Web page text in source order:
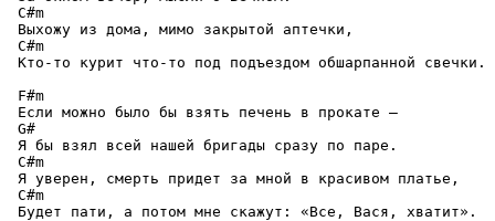
C#m
Выхожу из дома, мимо закрытой аптечки,
C#m
Кто-то курит что-то под подъездом обшарпанной свечки.
F#m
Если можно было бы взять печень в прокате —
G#
Я бы взял всей нашей бригады сразу по паре.
C#m
Я уверен, смерть придет за мной в красивом платье,
C#m
Будет пати, а потом мне скажут: «Все, Вася, хватит».